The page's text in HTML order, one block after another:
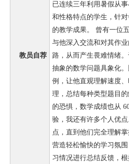
教员自荐
已连续三年利用暑假从
和性格特点的学生，针
的教学成果。 曾有一位
与他深入交流和对其作
路，从而产生畏难情绪
抽象的数学问题具象化
例，让他直观理解速度
理，总结每种类型题目
的恐惧，数学成绩也从
验，我还有许多个人优
点，直到他们完全理解
营造轻松愉快的学习氛
习情况进行总结反馈，